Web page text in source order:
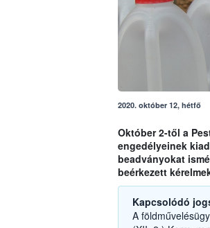
2020. október 12, hétfő
Október 2-től a
engedélyeinek
beadványokat
beérkezett
Kapcsolódó
A